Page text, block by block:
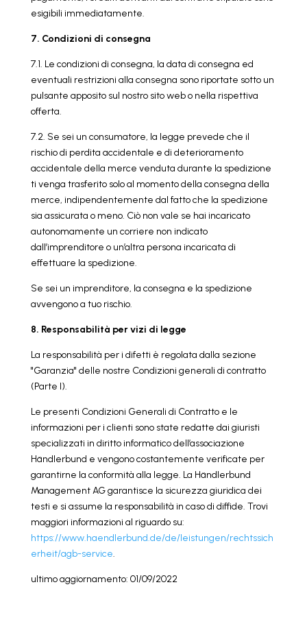
esigibili immediatamente.
7. Condizioni di consegna
7.1. Le condizioni di consegna, la data di consegna ed
eventuali restrizioni alla consegna sono riportate sotto un
pulsante apposito sul nostro sito web o nella rispettiva
offerta.
7.2. Se sei un consumatore, la legge prevede che il
rischio di perdita accidentale e di deterioramento
accidentale della merce venduta durante la spedizione
ti venga trasferito solo al momento della consegna della
merce, indipendentemente dal fatto che la spedizione
sia assicurata o meno. Ciò non vale se hai incaricato
autonomamente un corriere non indicato
dall’imprenditore o un’altra persona incaricata di
effettuare la spedizione.
Se sei un imprenditore, la consegna e la spedizione
avvengono a tuo rischio.
8. Responsabilità per vizi di legge
La responsabilità per i difetti è regolata dalla sezione
"Garanzia" delle nostre Condizioni generali di contratto
(Parte I).
Le presenti Condizioni Generali di Contratto e le
informazioni per i clienti sono state redatte dai giuristi
specializzati in diritto informatico dell’associazione
Händlerbund e vengono costantemente verificate per
garantirne la conformità alla legge. La Händlerbund
Management AG garantisce la sicurezza giuridica dei
testi e si assume la responsabilità in caso di diffide. Trovi
maggiori informazioni al riguardo su:
https://www.haendlerbund.de/de/leistungen/rechtssich
erheit/agb-service.
ultimo aggiornamento: 01/09/2022